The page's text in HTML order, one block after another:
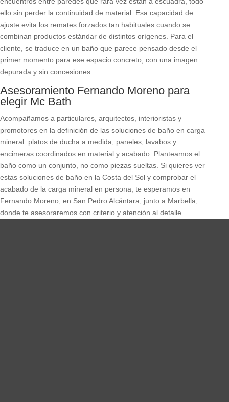
ello sin perder la continuidad de material. Esa capacidad de
ajuste evita los remates forzados tan habituales cuando se
combinan productos estándar de distintos orígenes. Para el
cliente, se traduce en un baño que parece pensado desde el
primer momento para ese espacio concreto, con una imagen
depurada y sin concesiones.
Asesoramiento Fernando Moreno para
elegir Mc Bath
Acompañamos a particulares, arquitectos, interioristas y
promotores en la definición de las soluciones de baño en carga
mineral: platos de ducha a medida, paneles, lavabos y
encimeras coordinados en material y acabado. Planteamos el
baño como un conjunto, no como piezas sueltas. Si quieres ver
estas soluciones de baño en la Costa del Sol y comprobar el
acabado de la carga mineral en persona, te esperamos en
Fernando Moreno, en San Pedro Alcántara, junto a Marbella,
donde te asesoraremos con criterio y atención al detalle.